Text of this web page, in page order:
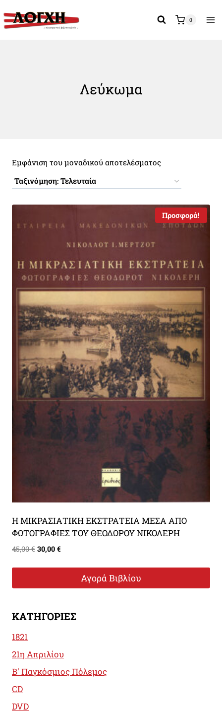
to
0
Λεύκωμα
Εμφάνιση του μοναδικού αποτελέσματος
Προσφορά!
Η ΜΙΚΡΑΣΙΑΤΙΚΗ ΕΚΣΤΡΑΤΕΙΑ ΜΕΣΑ ΑΠΟ
ΦΩΤΟΓΡΑΦΙΕΣ ΤΟΥ ΘΕΟΔΩΡΟΥ ΝΙΚΟΛΕΡΗ
45,00€ Original
30,00 €
Αγορά Βιβλίου
ΚΑΤΗΓΟΡΊΕΣ
1821
21η Απριλίου
B' Παγκόσμιος Πόλεμος
CD
DVD